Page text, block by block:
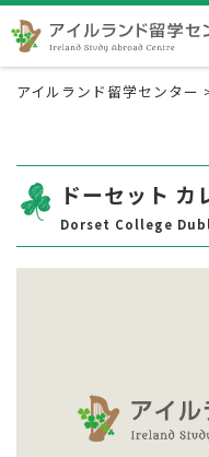
アイルランド留学センター
ドーセット カ
Dorset College